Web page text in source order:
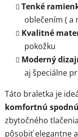
Tenké
oblečením ( a
Kvalitné
pokožku
Moderný
aj špeciálne
Táto braletka je
komfortnú
zbytočného
pôsobiť elegantne